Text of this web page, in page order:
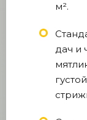
м².
дач и